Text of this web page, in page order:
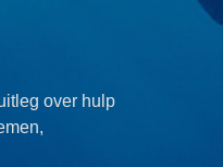
over hulp